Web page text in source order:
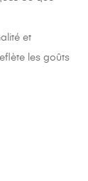
et
les goûts